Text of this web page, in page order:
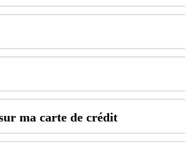
ma carte de crédit